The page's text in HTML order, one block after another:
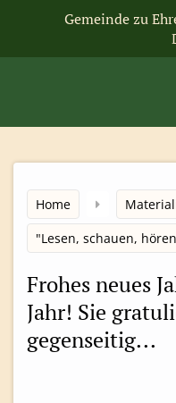
Gemeinde zu
Home
"Lesen, schauen,
Frohes neues
Jahr! Sie
gegenseitig...